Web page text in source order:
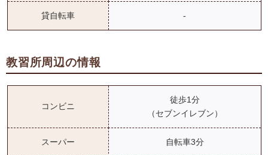
貸自転車 -
教習所周辺の情報
コンビニ
徒歩1分
（セブンイレブン）
スーパー 自転車3分